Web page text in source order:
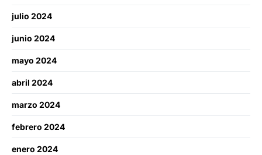
julio 2024
junio 2024
mayo 2024
abril 2024
marzo 2024
febrero 2024
enero 2024